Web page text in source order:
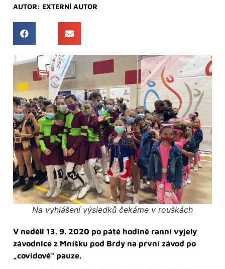
AUTOR: EXTERNÍ AUTOR
Na vyhlášení výsledků čekáme v rouškách
V neděli 13. 9. 2020 po páté hodině ranní vyjely
závodnice z Mníšku pod Brdy na první závod po
„covidové“ pauze.